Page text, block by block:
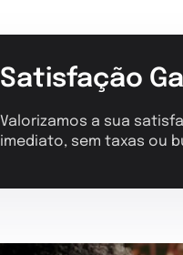
Satisfação
Valorizamos a sua
imediato, sem taxas ou